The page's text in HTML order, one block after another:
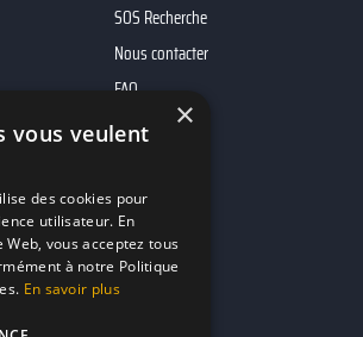
SOS Recherche
Nous contacter
FAQ
×
vous veulent
des cookies pour
utilisateur. En
vous acceptez tous
à notre Politique
En savoir plus